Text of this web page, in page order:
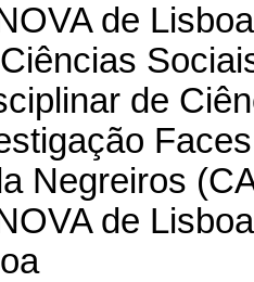
de Lisboa
de
Negreiros
de